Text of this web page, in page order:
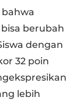
bahwa
berubah
dengan
32 poin
lebih